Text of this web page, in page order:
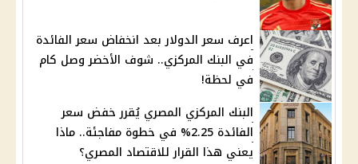
اعرف سعر الدولار بعد انخفاض سعر الفائدة
في البنك المركزي.. شوف الأخضر وصل كام
في لحظة!
البنك المركزي المصري يُقرر خفض سعر
الفائدة 2.25% في خطوة مفاجئة.. ماذا
يعني هذا القرار للاقتصاد المصري؟